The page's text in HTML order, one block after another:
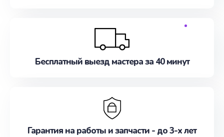
Бесплатный выезд мастера за 40 минут
Гарантия на работы и запчасти - до 3-х лет